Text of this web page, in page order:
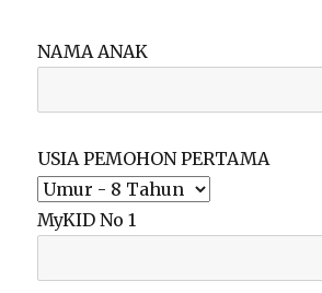
NAMA ANAK
USIA PEMOHON PERTAMA
MyKID No 1